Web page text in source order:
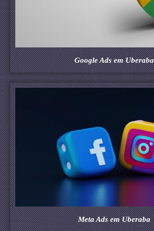
Google Ads em Uberaba
Meta Ads em Uberaba